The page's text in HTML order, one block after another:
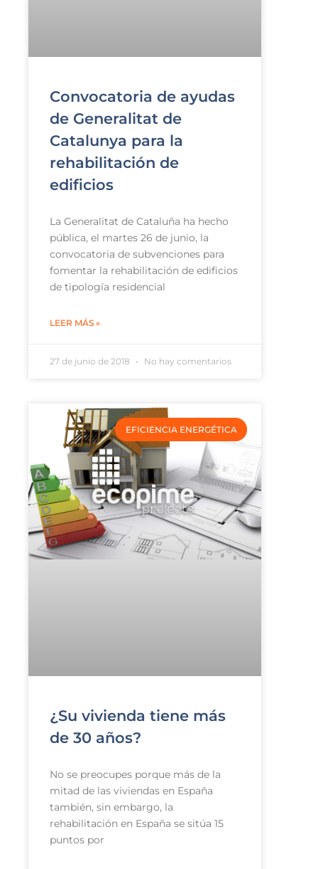
Convocatoria de ayudas
de Generalitat de
Catalunya para la
rehabilitación de
edificios
La Generalitat de Cataluña ha hecho
pública, el martes 26 de junio, la
convocatoria de subvenciones para
fomentar la rehabilitación de edificios
de tipología residencial
LEER MÁS »
27 de junio de 2018 No hay comentarios
EFICIENCIA ENERGÉTICA
¿Su vivienda tiene más
de 30 años?
No se preocupes porque más de la
mitad de las viviendas en España
también, sin embargo, la
rehabilitación en España se sitúa 15
puntos por